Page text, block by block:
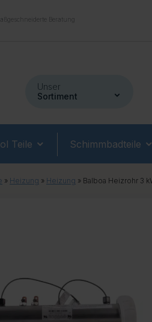
Beratung
Unser
Sortiment
Teile Schimmbadteile
» Heizung » Heizung » Balboa Heizrohr 3